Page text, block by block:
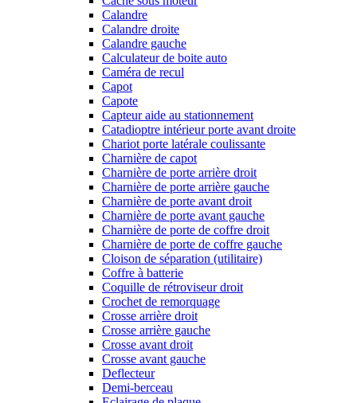
Calandre
Calandre droite
Calandre gauche
Calculateur de boite auto
Caméra de recul
Capot
Capote
Capteur aide au stationnement
Catadioptre intérieur porte avant droite
Chariot porte latérale coulissante
Charnière de capot
Charnière de porte arrière droit
Charnière de porte arrière gauche
Charnière de porte avant droit
Charnière de porte avant gauche
Charnière de porte de coffre droit
Charnière de porte de coffre gauche
Cloison de séparation (utilitaire)
Coffre à batterie
Coquille de rétroviseur droit
Crochet de remorquage
Crosse arrière droit
Crosse arrière gauche
Crosse avant droit
Crosse avant gauche
Deflecteur
Demi-berceau